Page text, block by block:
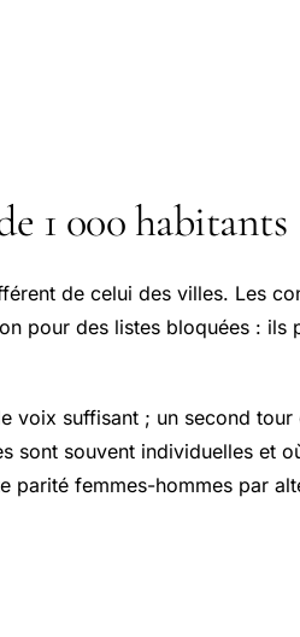
1 000 habitants
de celui des villes. Les
pour des listes bloquées : ils
suffisant ; un second
sont souvent individuelles et
femmes-hommes par